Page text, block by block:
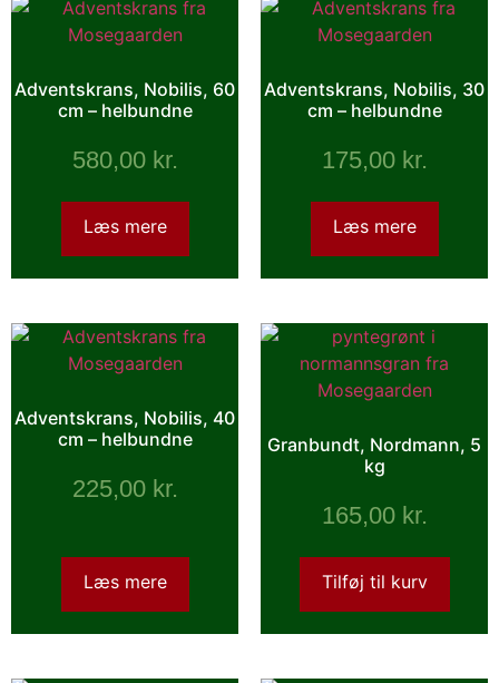
Adventskrans, Nobilis, 60
cm – helbundne
580,00 kr.
Læs mere
Adventskrans, Nobilis, 30
cm – helbundne
175,00 kr.
Læs mere
Adventskrans, Nobilis, 40
cm – helbundne
225,00 kr.
Læs mere
Granbundt, Nordmann, 5
kg
165,00 kr.
Tilføj til kurv